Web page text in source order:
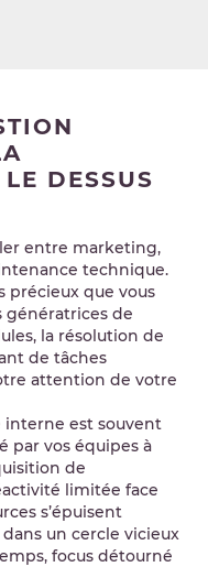
DESSUS
entre marketing,
technique.
précieux que vous
génératrices de
la résolution de
de tâches
attention de votre
interne est souvent
par vos équipes à
de
limitée face
s’épuisent
un cercle vicieux
focus détourné